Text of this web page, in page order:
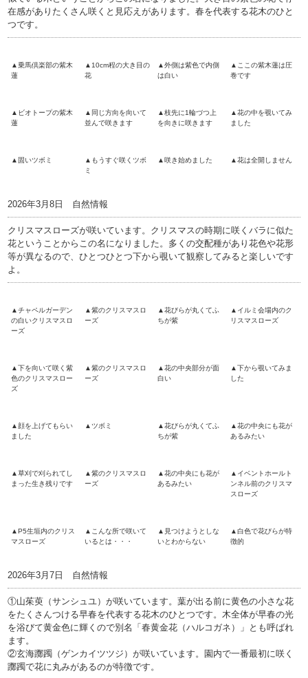
在感がありたくさん咲くと見応えがあります。春を代表する花木のひと
つです。
▲乗馬倶楽部の紫木
蓮
▲10cm程の大き目の
花
▲外側は紫色で内側
は白い
▲ここの紫木蓮は圧
巻です
▲ビオトープの紫木
蓮
▲同じ方向を向いて
並んで咲きます
▲枝先に1輪づつ上
を向きに咲きます
▲花の中を覗いてみ
ました
▲固いツボミ
▲もうすぐ咲くツボ
ミ
▲咲き始めました ▲花は全開しません
2026年3月8日 自然情報
クリスマスローズが咲いています。クリスマスの時期に咲くバラに似た
花ということからこの名になりました。多くの交配種があり花色や花形
等が異なるので、ひとつひとつ下から覗いて観察してみると楽しいです
よ。
▲チャペルガーデン
の白いクリスマスロ
ーズ
▲紫のクリスマスロ
ーズ
▲花びらが丸くてふ
ちが紫
▲イルミ会場内のク
リスマスローズ
▲下を向いて咲く紫
色のクリスマスロー
ズ
▲紫のクリスマスロ
ーズ
▲花の中央部分が面
白い
▲下から覗いてみま
した
▲顔を上げてもらい
ました
▲ツボミ
▲花びらが丸くてふ
ちが紫
▲花の中央にも花が
あるみたい
▲草刈で刈られてし
まった生き残りです
▲紫のクリスマスロ
ーズ
▲花の中央にも花が
あるみたい
▲イベントホールト
ンネル前のクリスマ
スローズ
▲P5生垣内のクリス
マスローズ
▲こんな所で咲いて
いるとは・・・
▲見つけようとしな
いとわからない
▲白色で花びらが特
徴的
2026年3月7日 自然情報
①山茱萸（サンシュユ）が咲いています。葉が出る前に黄色の小さな花
をたくさんつける早春を代表する花木のひとつです。木全体が早春の光
を浴びて黄金色に輝くので別名「春黄金花（ハルコガネ）」とも呼ばれ
ます。
②玄海躑躅（ゲンカイツツジ）が咲いています。園内で一番最初に咲く
躑躅で花に丸みがあるのが特徴です。